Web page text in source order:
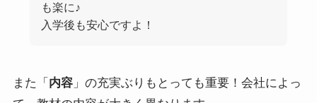
も楽に♪
入学後も安心ですよ！
また「 内容」の充実ぶりもとっても重要！会社によっ